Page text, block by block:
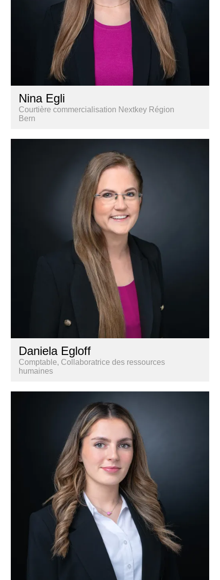
Nina Egli
Courtière commercialisation Nextkey Région
Bern
Daniela Egloff
Comptable, Collaboratrice des ressources
humaines